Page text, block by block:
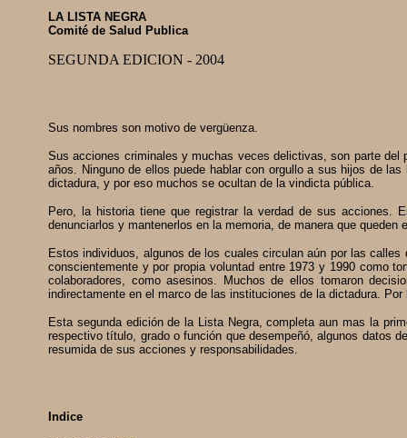
LA LISTA NEGRA
Comité de Salud Publica
SEGUNDA EDICION - 2004
Sus nombres son motivo de vergüenza.
Sus acciones criminales y muchas veces delictivas, son parte del
años. Ninguno de ellos puede hablar con orgullo a sus hijos de
dictadura, y por eso muchos se ocultan de la vindicta pública.
Pero, la historia tiene que registrar la verdad de sus acciones.
denunciarlos y mantenerlos en la memoria, de manera que
Estos individuos, algunos de los cuales circulan aún por las
conscientemente y por propia voluntad entre 1973 y 1990 como
colaboradores, como asesinos. Muchos de ellos tomaron
indirectamente en el marco de las instituciones de la dictadura.
Esta segunda edición de la Lista Negra, completa aun mas la
respectivo título, grado o función que desempeñó, algunos datos
resumida de sus acciones y responsabilidades.
Indice